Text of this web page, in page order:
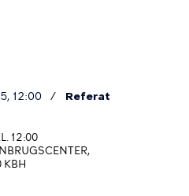
12:00 Referat
12:00